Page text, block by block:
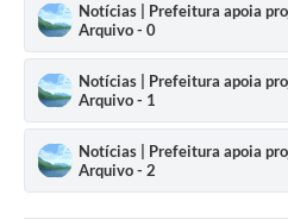
Notícias | Prefeitura apoia
Arquivo - 0
Notícias | Prefeitura apoia
Arquivo - 1
Notícias | Prefeitura apoia
Arquivo - 2